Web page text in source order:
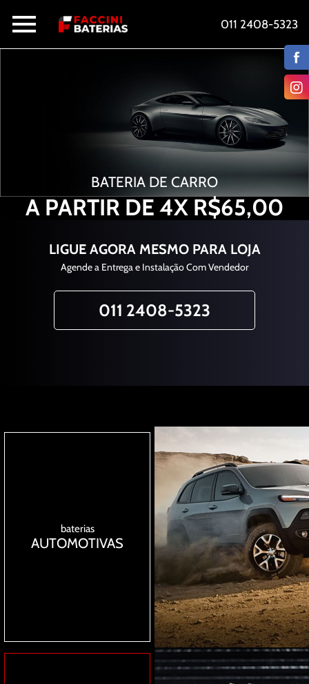
011 2408-5323
BATERIA DE CARRO
A PARTIR DE 4X R$65,00
LIGUE AGORA MESMO PARA LOJA
Agende a Entrega e Instalação Com Vendedor
011 2408-5323
baterias
AUTOMOTIVAS